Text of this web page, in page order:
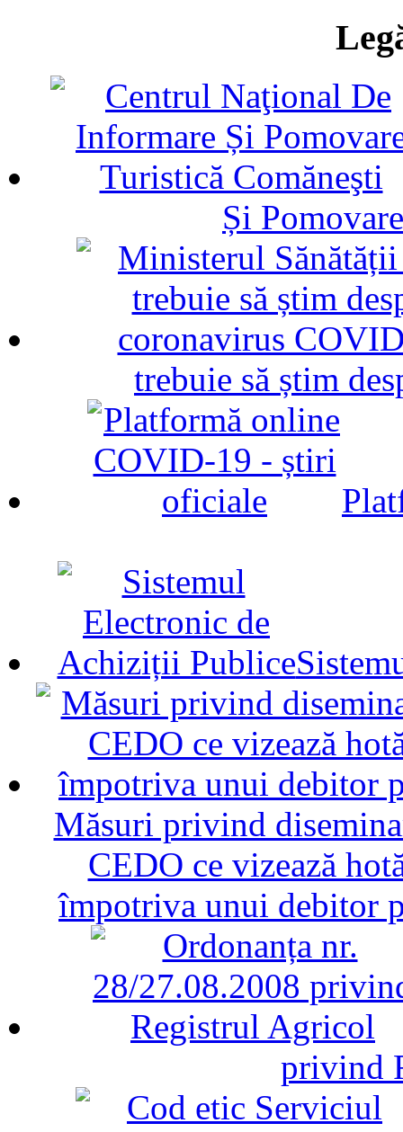
Și
trebuie să știm
Măsuri privind
CEDO ce vizează
împotriva unui debitor
privind